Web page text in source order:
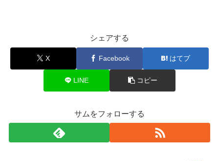
シェアする
X Facebook はてブ
LINE コピー
サムをフォローする